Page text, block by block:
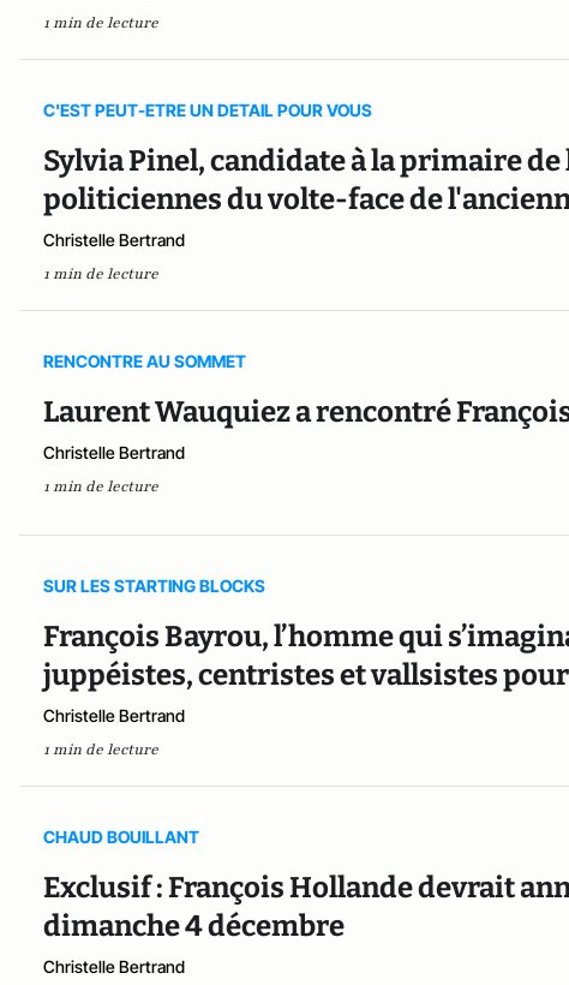
1 min de lecture
C'EST PEUT-ETRE UN DETAIL POUR VOUS
Sylvia Pinel, candidate à la primaire de
politiciennes du volte-face de
Christelle Bertrand
1 min de lecture
RENCONTRE AU SOMMET
Laurent Wauquiez a rencontré
Christelle Bertrand
1 min de lecture
SUR LES STARTING BLOCKS
François Bayrou, l’homme qui
juppéistes, centristes et vallsistes
Christelle Bertrand
1 min de lecture
CHAUD BOUILLANT
Exclusif : François Hollande devrait
dimanche 4 décembre
Christelle Bertrand